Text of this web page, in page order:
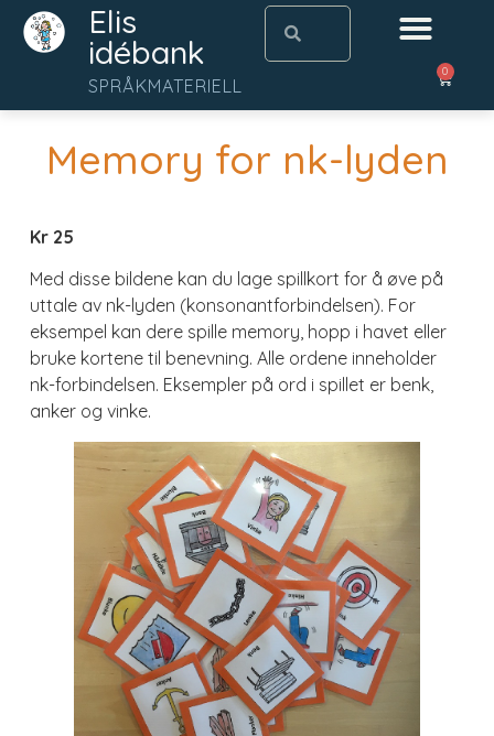
Elis
idébank
SPRÅKMATERIELL
0
Memory for nk-lyden
Kr 25
Med disse bildene kan du lage spillkort for å øve på
uttale av nk-lyden (konsonantforbindelsen). For
eksempel kan dere spille memory, hopp i havet eller
bruke kortene til benevning. Alle ordene inneholder
nk-forbindelsen. Eksempler på ord i spillet er benk,
anker og vinke.